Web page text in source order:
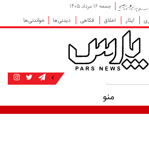
جمعه ۱۶ مرداد ۱۴۰۵
ایثار اخلاق فکاهی دیدنی‌ها خواندنی‌ها
منو